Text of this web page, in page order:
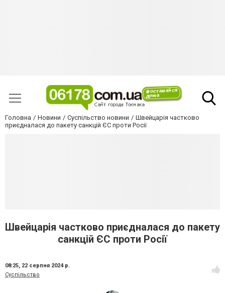
Головна Новини Суспільство новини
Швейцарія частково
приєдналася до пакету санкцій ЄС проти Росії
Швейцарія частково приєдналася до пакету
санкцій ЄС проти Росії
08:25, 22 серпня 2024 р.
Суспільство